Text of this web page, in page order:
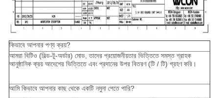
কিভাবে আপনার পণ্য ক্রয়?
আমরা বিটিও (বিল্ড-টু-অর্ডার) মোড, তাদের প্রয়োজনীয়তার ভিত্তিতে সমস্ত গ্রাহক
আনুষ্ঠানিক ক্রয় আদেশের ভিত্তিতে এবং প্রদানের উপর বিতরণ (টি / টি) গ্রহণ করি।
আমি কিভাবে আপনার কাছ থেকে একটি নমুনা পেতে পারি?